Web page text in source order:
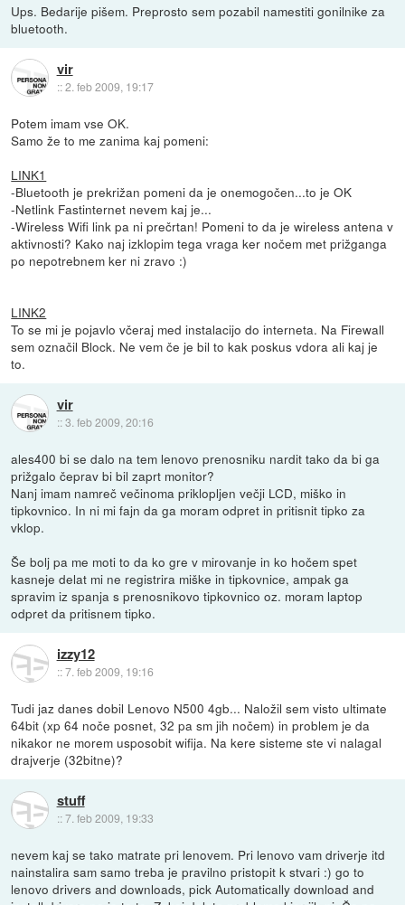
Ups. Bedarije pišem. Preprosto sem pozabil namestiti gonilnike za
bluetooth.
vir
::2. feb 2009, 19:17
Potem imam vse OK.
Samo že to me zanima kaj pomeni:
LINK1
-Bluetooth je prekrižan pomeni da je onemogočen...to je OK
-Netlink Fastinternet nevem kaj je...
-Wireless Wifi link pa ni prečrtan! Pomeni to da je wireless antena v
aktivnosti? Kako naj izklopim tega vraga ker nočem met prižganga
po nepotrebnem ker ni zravo :)
LINK2
To se mi je pojavlo včeraj med instalacijo do interneta. Na Firewall
sem označil Block. Ne vem če je bil to kak poskus vdora ali kaj je
to.
vir
::3. feb 2009, 20:16
ales400 bi se dalo na tem lenovo prenosniku nardit tako da bi ga
prižgalo čeprav bi bil zaprt monitor?
Nanj imam namreč večinoma priklopljen večji LCD, miško in
tipkovnico. In ni mi fajn da ga moram odpret in pritisnit tipko za
vklop.
Še bolj pa me moti to da ko gre v mirovanje in ko hočem spet
kasneje delat mi ne registrira miške in tipkovnice, ampak ga
spravim iz spanja s prenosnikovo tipkovnico oz. moram laptop
odpret da pritisnem tipko.
izzy12
::7. feb 2009, 19:16
Tudi jaz danes dobil Lenovo N500 4gb... Naložil sem visto ultimate
64bit (xp 64 noče posnet, 32 pa sm jih nočem) in problem je da
nikakor ne morem usposobit wifija. Na kere sisteme ste vi nalagal
drajverje (32bitne)?
stuff
::7. feb 2009, 19:33
nevem kaj se tako matrate pri lenovem. Pri lenovo vam driverje itd
nainstalira sam samo treba je pravilno pristopit k stvari :) go to
lenovo drivers and downloads, pick Automatically download and